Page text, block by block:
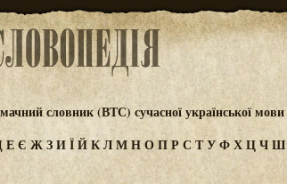
словник (ВТС) сучасної української мови
ЕЄ ЖЗИЇЙКЛМНОПРС ТУФХЦЧШ